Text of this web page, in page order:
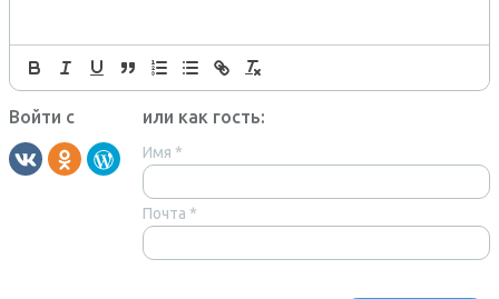
Войти с или как гость:
Имя *
Почта *